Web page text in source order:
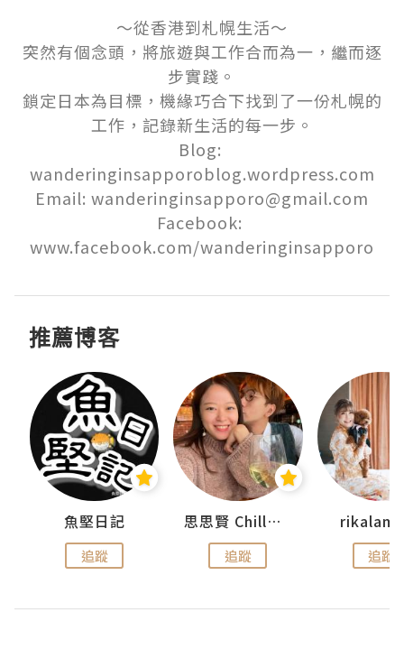
～從香港到札幌生活～
突然有個念頭，將旅遊與工作合而為一，繼而逐
步實踐。
鎖定日本為目標，機緣巧合下找到了一份札幌的
工作，記錄新生活的每一步。
Blog:
wanderinginsapporoblog.wordpress.com
Email: wanderinginsapporo@gmail.com
Facebook:
www.facebook.com/wanderinginsapporo
推薦博客
魚堅日記
追蹤
思思賢 ChillMyBabe
追蹤 追蹤